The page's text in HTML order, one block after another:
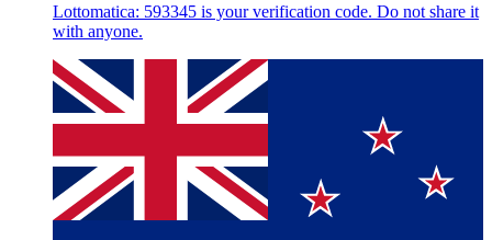
Lottomatica: 593345 is your verification code. Do not share it
with anyone.